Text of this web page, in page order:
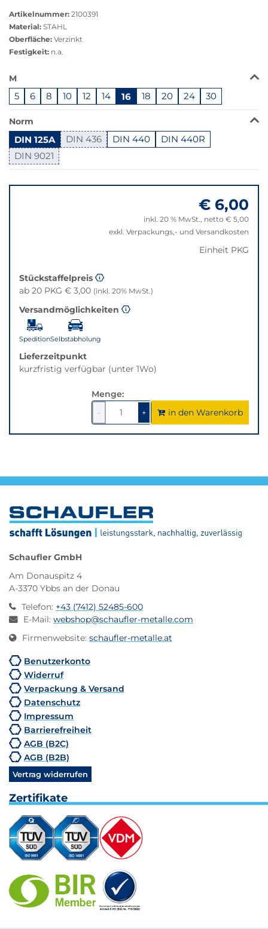
anzeigen
Artikelnummer: 2100391
Material: STAHL
Oberfläche: Verzinkt
Festigkeit: n.a.
Produkt
ist
in
dieser
Variante
nicht
verfügbar.
Bei
Klick
Alternative
gewünschten
Variante.
M
5 6 8 10 12 14 16 18 20 24 30
Norm
DIN 125A DIN 436 DIN 440
DIN 440R
DIN 9021
zu
€ 6,00
inkl. 20 % MwSt., netto € 5,00
exkl. Verpackungs,- und Versandkosten
Einheit PKG
Stückstaffelpreis
ab 20 PKG € 3,00 (inkl. 20% MwSt.)
Versandmöglichkeiten
SpeditionSelbstabholung
Lieferzeitpunkt
kurzfristig verfügbar (unter 1Wo)
Menge:
-
1
verringern
+1um
1
erhöhen
in den Warenkorb
Schaufler GmbH
Am Donauspitz 4
A-3370 Ybbs an der Donau
Telefon: +43 (7412) 52485-600
E-Mail: webshop@schaufler-metalle.com
Firmenwebsite: schaufler-metalle.at
Benutzerkonto
Widerruf
Verpackung & Versand
Datenschutz
Impressum
Barrierefreiheit
AGB (B2C)
AGB (B2B)
Vertrag widerrufen
Zertifikate